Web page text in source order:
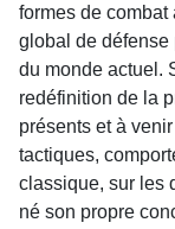
formes de combat
global de défense
du monde actuel.
redéfinition de la
présents et à
tactiques,
classique, sur les
né son propre